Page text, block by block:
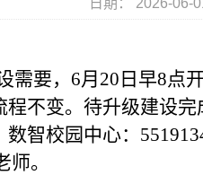
日期： 2026-
需要，6月20日早8点
不变。待升级建设
智校园中心：
。